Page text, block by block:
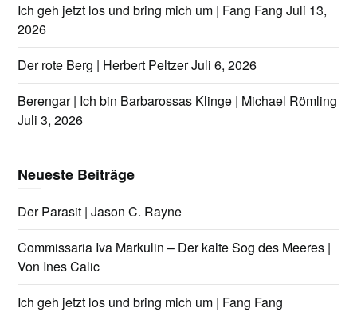
Ich geh jetzt los und bring mich um | Fang Fang Juli 13,
2026
Der rote Berg | Herbert PeltzerJuli 6, 2026
Berengar | Ich bin Barbarossas Klinge | Michael Römling
Juli 3, 2026
Neueste Beiträge
Der Parasit | Jason C. Rayne
Commissaria Iva Markulin – Der kalte Sog des Meeres |
Von Ines Calic
Ich geh jetzt los und bring mich um | Fang Fang